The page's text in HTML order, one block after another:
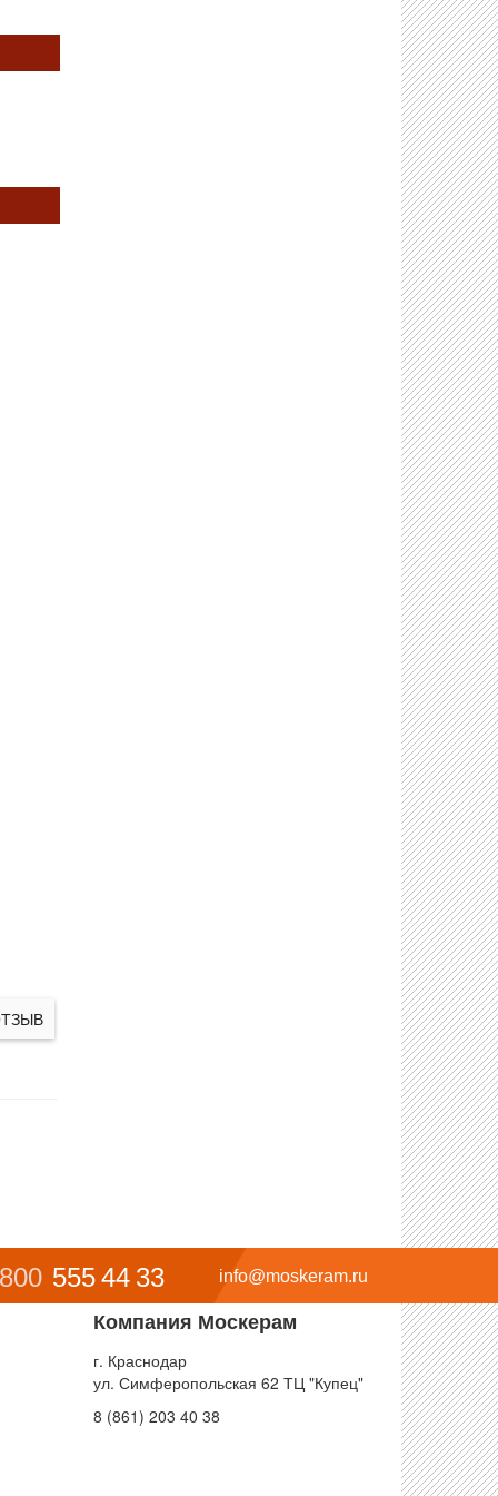
info@moskeram.ru
555 44 33
Компания Москерам
г. Краснодар
ул. Симферопольская 62 ТЦ "Купец"
8 (861) 203 40 38